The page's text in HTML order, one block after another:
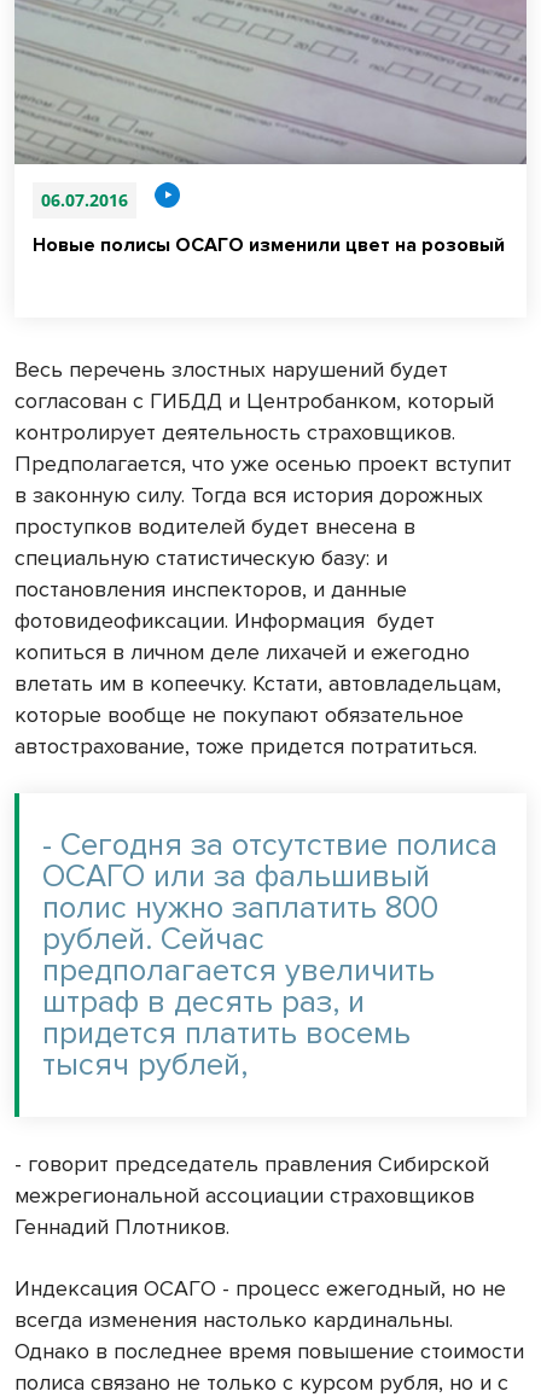
06.07.2016
Новые полисы ОСАГО изменили цвет на розовый
Весь перечень злостных нарушений будет
согласован с ГИБДД и Центробанком, который
контролирует деятельность страховщиков.
Предполагается, что уже осенью проект вступит
в законную силу. Тогда вся история дорожных
проступков водителей будет внесена в
специальную статистическую базу: и
постановления инспекторов, и данные
фотовидеофиксации. Информация будет
копиться в личном деле лихачей и ежегодно
влетать им в копеечку. Кстати, автовладельцам,
которые вообще не покупают обязательное
автострахование, тоже придется потратиться.
- Сегодня за отсутствие полиса
ОСАГО или за фальшивый
полис нужно заплатить 800
рублей. Сейчас
предполагается увеличить
штраф в десять раз, и
придется платить восемь
тысяч рублей,
- говорит председатель правления Сибирской
межрегиональной ассоциации страховщиков
Геннадий Плотников.
Индексация ОСАГО - процесс ежегодный, но не
всегда изменения настолько кардинальны.
Однако в последнее время повышение стоимости
полиса связано не только с курсом рубля, но и с